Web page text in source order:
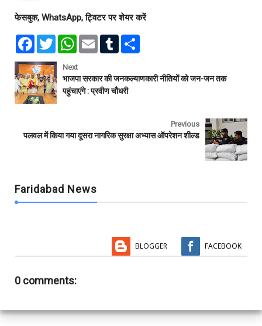
फेसबुक, WhatsApp, ट्विटर पर शेयर करें
F
e
b
o
o
k
T
w
t
t
e
r
W
t
s
A
p
E
l
T
l
r
e
Next
भाजपा सरकार की जनकल्याणकारी नीतियों को जन-जन तक
पहुंचाएंगे : प्रवीण चौधरी
Previous
पलवल में किया गया दूसरा नागरिक सुरक्षा अभ्यास ऑपरेशन शील्ड
Faridabad News
BLOGGER FACEBOOK
0 comments: